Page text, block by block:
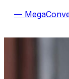
لتحويل JSON إلى CSV، ارفع .json إلى MegaConvert.io —